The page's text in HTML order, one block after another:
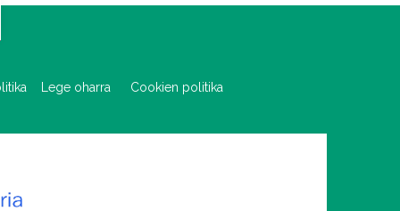
Lege oharra Cookien politika